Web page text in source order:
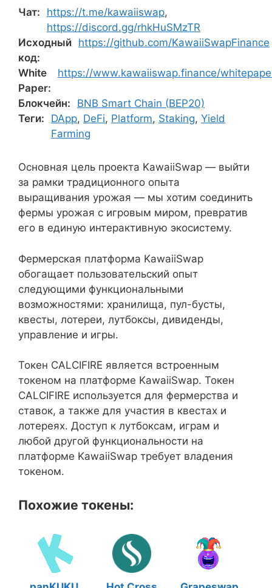
Чат: https://t.me/kawaiiswap,
https://discord.gg/rhkHuSMzTR
Исходный
код:
https://github.com/KawaiiSwapFinance
White
Paper:
https://www.kawaiiswap.finance/
Блокчейн:
BNB Smart Chain (BEP20)
Теги:
DApp, DeFi, Platform, Staking, Yield
Farming
Основная цель проекта KawaiiSwap — выйти
за рамки традиционного опыта
выращивания урожая — мы хотим соединить
фермы урожая с игровым миром, превратив
его в единую интерактивную экосистему.
Фермерская платформа KawaiiSwap
обогащает пользовательский опыт
следующими функциональными
возможностями: хранилища, пул-бусты,
квесты, лотереи, лутбоксы, дивиденды,
управление и игры.
Токен CALCIFIRE является встроенным
токеном на платформе KawaiiSwap. Токен
CALCIFIRE используется для фермерства и
ставок, а также для участия в квестах и
лотереях. Доступ к лутбоксам, играм и
любой другой функциональности на
платформе KawaiiSwap требует владения
токеном.
Похожие токены: